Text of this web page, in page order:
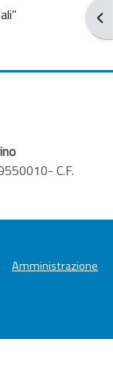
C.F.
Amministrazione